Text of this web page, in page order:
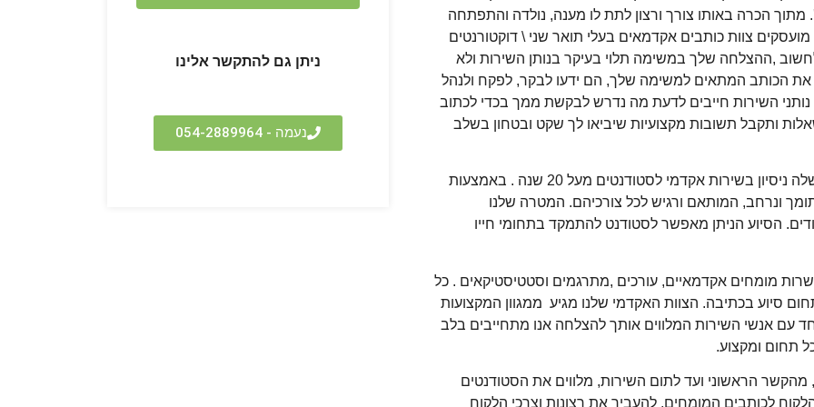
הכרה באותו צורך ורצון לתת לו מענה, נולדה והתפתחה
צוות כותבים אקדמאים בעלי תואר שני \ דוקטורנטים
,ההצלחה שלך במשימה תלוי בעיקר בנותן השירות ולא
את הכותב המתאים למשימה שלך, הם ידעו לבקר, לפקח ולנהל
השירות חייבים לדעת מה נדרש לבקשת ממך בכדי לכתוב
ותקבל תשובות מקצועיות שיביאו לך שקט ובטחון בשלב
כידוע קמפלוס הנה חלק מקבוצת סילבוס גרופ בע"מ שלה ניסיון בשירות אקדמי לסטודנטים מעל 20 שנה . באמצעות
ונרחב, המותאם ורגיש לכל צורכיהם. המטרה שלנו
הסיוע הניתן מאפשר לסטודנט להתמקד בתחומי חייו
מומחים אקדמאיים, עורכים ,מתרגמים וסטטיסטיקאים . כל
סיוע בכתיבה. הצוות האקדמי שלנו מגיע ממגוון המקצועות
עם אנשי השירות המלווים אותך להצלחה אנו מתחייבים בלב
תחום ומקצוע.
מהקשר הראשוני ועד לתום השירות, מלווים את הסטודנטים
לכותבים המומחים, להעביר את רצונות וצרכי הלקוח
ניתן גם להתקשר אלינו
נעמה - 054-2889964